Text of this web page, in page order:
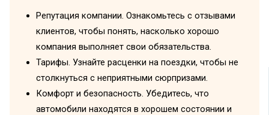
Репутация компании. Ознакомьтесь с отзывами
клиентов, чтобы понять, насколько хорошо
компания выполняет свои обязательства.
Тарифы. Узнайте расценки на поездки, чтобы не
столкнуться с неприятными сюрпризами.
Комфорт и безопасность. Убедитесь, что
автомобили находятся в хорошем состоянии и